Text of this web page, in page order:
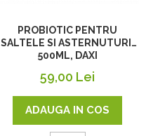
PROBIOTIC PENTRU
SALTELE SI ASTERNUTURI,
500ML, DAXI
59,00 Lei
ADAUGA IN COS